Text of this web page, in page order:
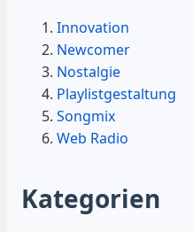
Innovation
Newcomer
Nostalgie
Playlistgestaltung
Songmix
Web Radio
Kategorien